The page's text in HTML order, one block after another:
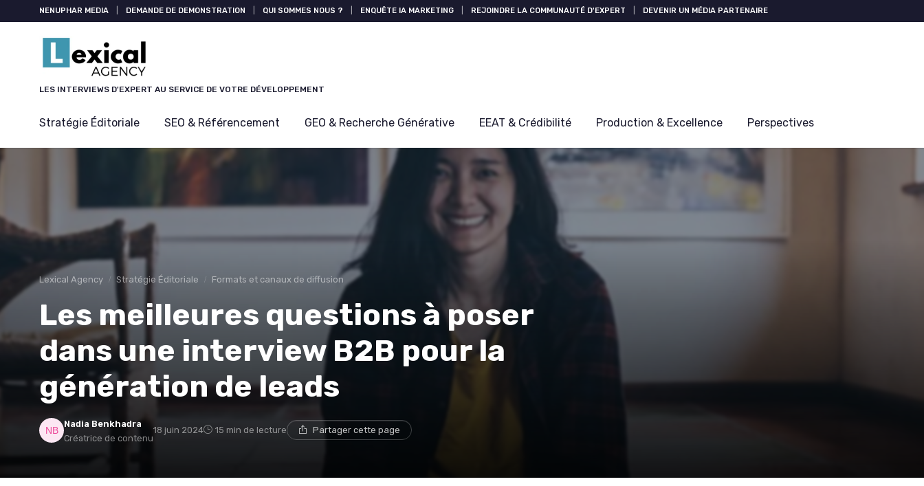
NENUPHAR MEDIA DEMANDE DE DEMONSTRATION QUI SOMMES NOUS ? ENQUÊTE IA MARKETING REJOINDRE LA COMMUNAUTÉ D'EXPERT DEVENIR UN MÉDIA PARTENAIRE
LES INTERVIEWS D'EXPERT AU SERVICE DE VOTRE DÉVELOPPEMENT
Stratégie Éditoriale SEO & Référencement GEO & Recherche Générative EEAT & Crédibilité Production & Excellence Perspectives
Lexical Agency Stratégie Éditoriale Formats et canaux de diffusion
Les meilleures questions à poser
dans une interview B2B pour la
génération de leads
Nadia Benkhadra
Créatrice de contenu
18 juin 2024 15 min de lecture Partager cette page
Panneau de gestion des cookies